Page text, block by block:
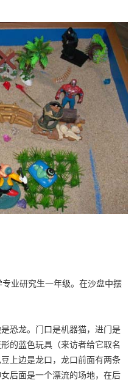
业研究生一年级。在沙盘中摆
龙。门口是机器猫，进门是
的蓝色玩具（来访者给它取名
上边是龙口，龙口前面有两条
后面是一个漂流的场地，在后